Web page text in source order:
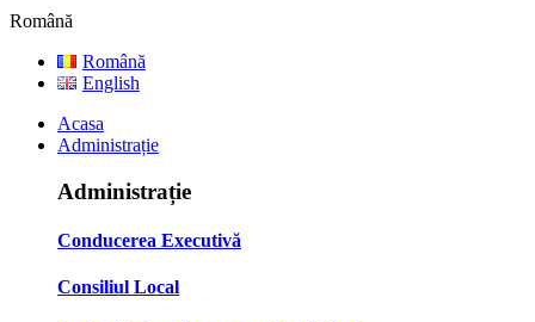
Română
Română
English
Acasa
Administrație
Administrație
Conducerea Executivă
Consiliul Local